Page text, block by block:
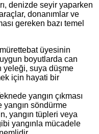
denizde seyir yaparken
donanımlar ve
gereken bazı temel
üyesinin
boyutlarda can
yeleği, suya düşme
için hayati bir
yangın çıkması
yangın söndürme
yangın tüpleri veya
yangınla mücadele